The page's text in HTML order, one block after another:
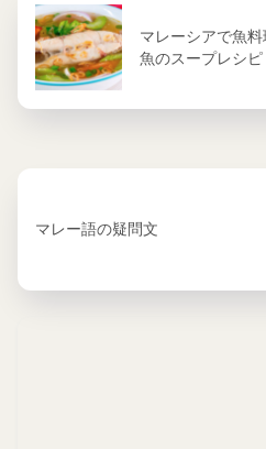
マレーシアで魚
魚のスープレシ
マレー語の疑問文